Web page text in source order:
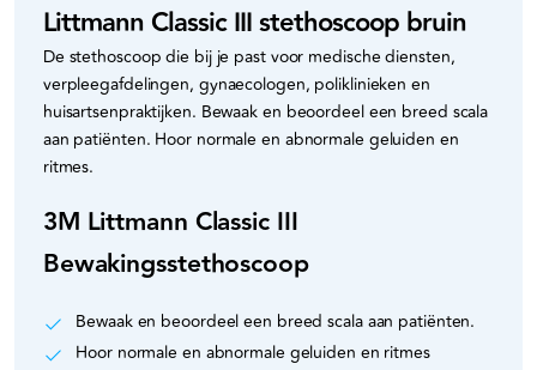
Littmann Classic III stethoscoop bruin
De stethoscoop die bij je past voor medische diensten,
verpleegafdelingen, gynaecologen, poliklinieken en
huisartsenpraktijken. Bewaak en beoordeel een breed scala
aan patiënten. Hoor normale en abnormale geluiden en
ritmes.
3M Littmann Classic III
Bewakingsstethoscoop
Bewaak en beoordeel een breed scala aan patiënten.
Hoor normale en abnormale geluiden en ritmes